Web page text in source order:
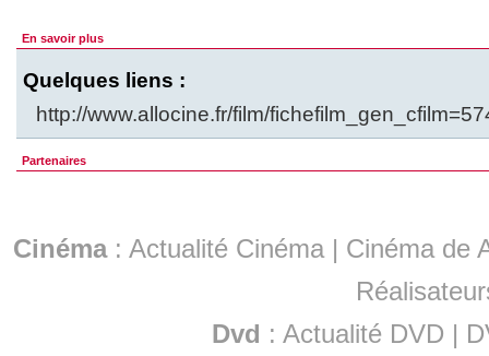
En savoir plus
Quelques liens :
http://www.allocine.fr/film/
Partenaires
Cinéma: Actualité Cinéma | Cinéma de
Dvd : Actualité DVD |